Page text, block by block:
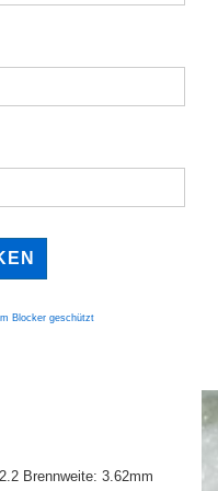
Blocker geschützt
Brennweite: 3.62mm